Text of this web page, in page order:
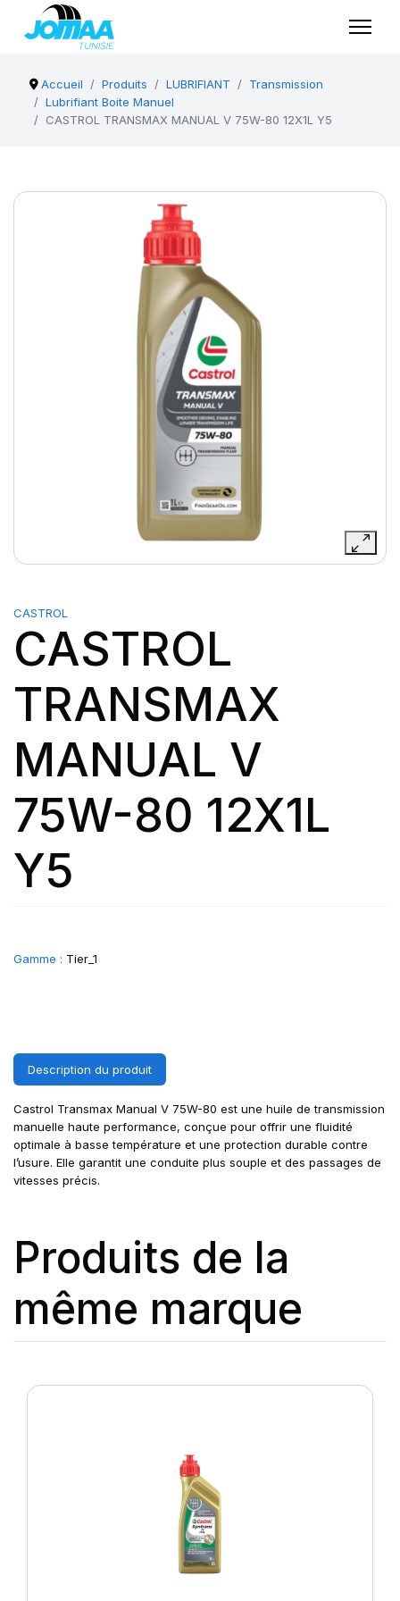
Accueil Produits LUBRIFIANT
Transmission
Lubrifiant Boite Manuel
CASTROL TRANSMAX MANUAL V 75W-80 12X1L Y5
CASTROL
CASTROL
TRANSMAX
MANUAL V
75W-80 12X1L
Y5
Gamme : Tier_1
Description du produit
Castrol Transmax Manual V 75W-80 est une huile de transmission
manuelle haute performance, conçue pour offrir une fluidité
optimale à basse température et une protection durable contre
l’usure. Elle garantit une conduite plus souple et des passages de
vitesses précis.
Produits de la
même marque